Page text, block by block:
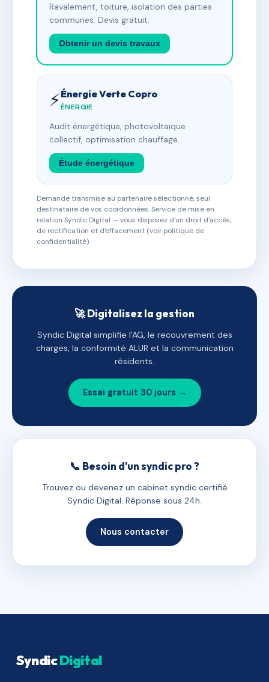
Ravalement, toiture, isolation des parties
communes. Devis gratuit.
Obtenir un devis travaux
⚡Énergie Verte Copro
ÉNERGIE
Audit énergétique, photovoltaïque
collectif, optimisation chauffage.
Étude énergétique
Demande transmise au partenaire sélectionné, seul
destinataire de vos coordonnées. Service de mise en
relation Syndic Digital — vous disposez d'un droit d'accès,
de rectification et d'effacement (voir politique de
confidentialité).
🚀 Digitalisez la gestion
Syndic Digital simplifie l'AG, le recouvrement des
charges, la conformité ALUR et la communication
résidents.
Essai gratuit 30 jours →
📞 Besoin d'un syndic pro ?
Trouvez ou devenez un cabinet syndic certifié
Syndic Digital. Réponse sous 24h.
Nous contacter
SyndicDigital